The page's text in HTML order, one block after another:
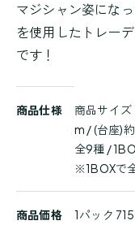
マジシャン姿にな
を使用したトレー
です！
品
商品仕様
商品サイ
m / (台座)
全9種 /
※1BOXで
商品価格
1パック